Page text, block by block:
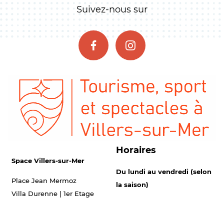
Suivez-nous sur
Space Villers-sur-Mer
Place Jean Mermoz
Villa Durenne | 1er Etage
Horaires
Du lundi au vendredi (selon
la saison)